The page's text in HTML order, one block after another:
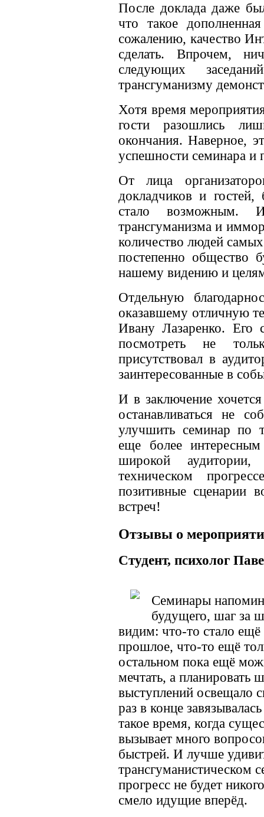
После доклада даже
что такое
сожалению, качество
сделать. Впрочем,
следующих
трансгуманизму
Хотя время
гости разошлись
окончания. Наверное,
успешности семинара и
От лица
докладчиков и гостей,
стало возможным.
трансгуманизма и
количество людей
постепенно общество
нашему видению и
Отдельную
оказавшему отличную
Ивану Лазаренко. Его
посмотреть не
присутствовал в
заинтересованные в
И в заключение
останавливаться не
улучшить семинар по
еще более
широкой аудитории,
техническом
позитивные сценарии
встреч!
Отзывы о
Студент, психолог
Семинары
будущего, шаг за
видим: что-то стало ещё
прошлое, что-то ещё
остальном пока ещё
мечтать, а
выступлений освещало
раз в конце
такое время, когда
вызывает много
быстрей. И лучше
трансгуманистическом
прогресс не будет
смело идущие вперёд.